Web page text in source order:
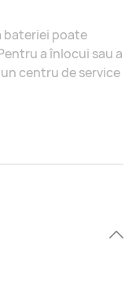
bateriei poate
a înlocui sau a
centru de service